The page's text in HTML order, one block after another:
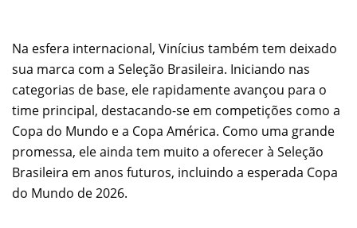
Na esfera internacional, Vinícius também tem deixado
sua marca com a Seleção Brasileira. Iniciando nas
categorias de base, ele rapidamente avançou para o
time principal, destacando-se em competições como a
Copa do Mundo e a Copa América. Como uma grande
promessa, ele ainda tem muito a oferecer à Seleção
Brasileira em anos futuros, incluindo a esperada Copa
do Mundo de 2026.